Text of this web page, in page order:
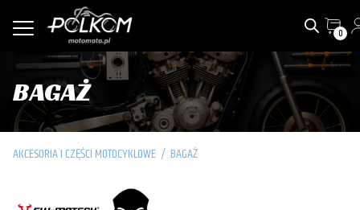
0
BAGAŻ
AKCESORIA I CZĘŚCI MOTOCYKLOWE / BAGAŻ